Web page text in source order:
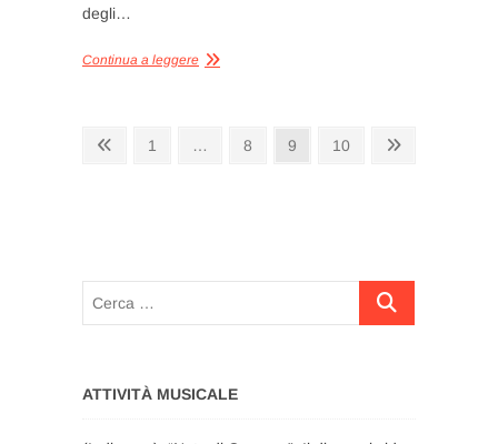
degli…
Continua a leggere
Paginazione
PaginaPagina
1 … Pagina
8 Pagina
9 Pagina
10
Pagina
Cerca
ATTIVITÀ MUSICALE